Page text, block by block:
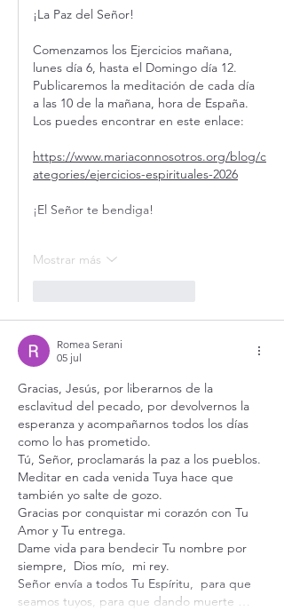
¡La Paz del Señor!
Comenzamos los Ejercicios mañana,
lunes día 6, hasta el Domingo día 12.
Publicaremos la meditación de cada día
a las 10 de la mañana, hora de España.
Los puedes encontrar en este enlace:
https://www.mariaconnosotros.org/blog/c
ategories/ejercicios-espirituales-2026
¡El Señor te bendiga!
Mostrar más
Romea Serani
05 jul
Gracias, Jesús, por liberarnos de la
esclavitud del pecado, por devolvernos la
esperanza y acompañarnos todos los días
como lo has prometido.
Tú, Señor, proclamarás la paz a los pueblos.
Meditar en cada venida Tuya hace que
también yo salte de gozo.
Gracias por conquistar mi corazón con Tu
Amor y Tu entrega.
Dame vida para bendecir Tu nombre por
siempre,  Dios mío,  mi rey.
Señor envía a todos Tu Espíritu,  para que
seamos tuyos, para que dando muerte …